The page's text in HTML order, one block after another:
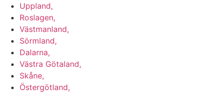
Uppland,
Roslagen,
Västmanland,
Sörmland,
Dalarna,
Västra Götaland,
Skåne,
Östergötland,